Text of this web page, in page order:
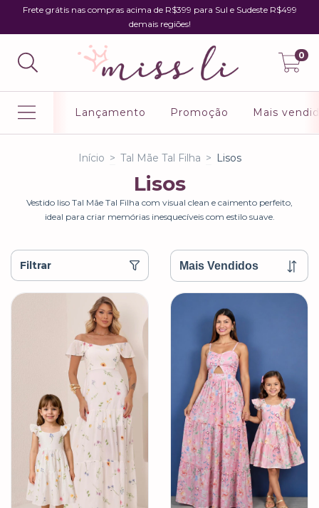
Frete grátis nas compras acima de R$399 para Sul e Sudeste R$499
demais regiões!
0
Lançamento Promoção Mais
Início > Tal Mãe Tal Filha > Lisos
Lisos
Vestido liso Tal Mãe Tal Filha com visual clean e caimento perfeito,
ideal para criar memórias inesquecíveis com estilo suave.
Filtrar